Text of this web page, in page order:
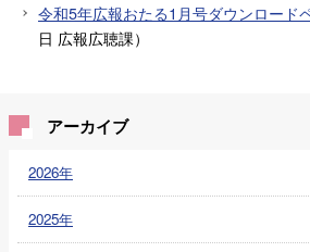
令和5年広報おたる1月号ダウンロード
日 広報広聴課）
アーカイブ
2026年
2025年